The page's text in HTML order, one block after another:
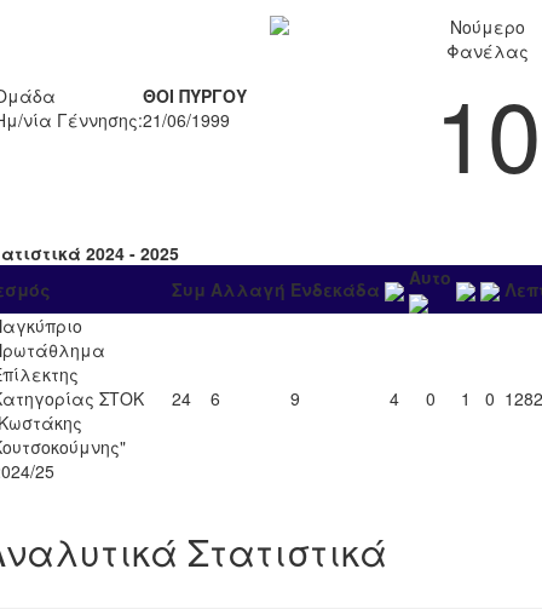
ΘΟΙ ΠΥΡΓΟΥ
νία Γέννησης:21/06/1999
Νούμερο
Φανέλας
10
2024 - 2025
Συμ Αλλαγή Ενδεκάδα Αυτο
ΣΤΟΚ
25
24 6 9 4 0 1 0 1282
Στατιστικά